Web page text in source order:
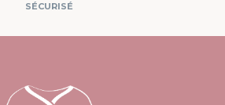
SÉCURISÉ